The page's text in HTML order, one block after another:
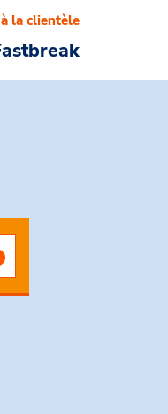
la clientèle